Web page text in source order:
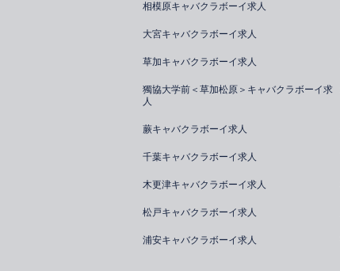
相模原キャバクラボーイ求人
大宮キャバクラボーイ求人
草加キャバクラボーイ求人
獨協大学前＜草加松原＞キャバクラボーイ求
人
蕨キャバクラボーイ求人
千葉キャバクラボーイ求人
木更津キャバクラボーイ求人
松戸キャバクラボーイ求人
浦安キャバクラボーイ求人